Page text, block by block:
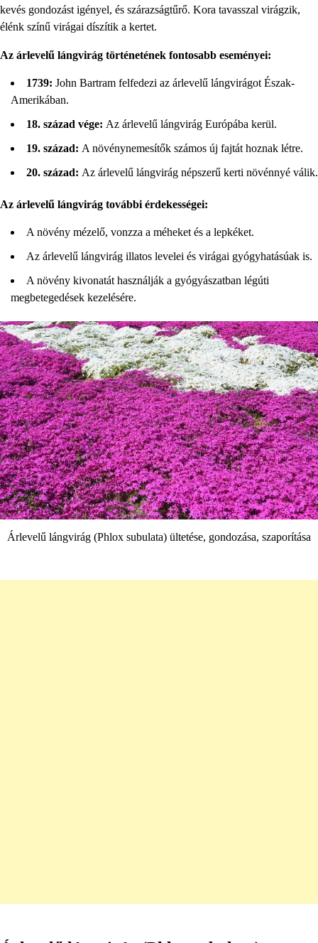
kevés gondozást igényel, és szárazságtűrő. Kora tavasszal virágzik,
élénk színű virágai díszítik a kertet.
Az árlevelű lángvirág történetének fontosabb eseményei:
1739: John Bartram felfedezi az árlevelű lángvirágot Észak-
Amerikában.
18. század vége: Az árlevelű lángvirág Európába kerül.
19. század: A növénynemesítők számos új fajtát hoznak létre.
20. század: Az árlevelű lángvirág népszerű kerti növénnyé válik.
Az árlevelű lángvirág további érdekességei:
A növény mézelő, vonzza a méheket és a lepkéket.
Az árlevelű lángvirág illatos levelei és virágai gyógyhatásúak is.
A növény kivonatát használják a gyógyászatban légúti
megbetegedések kezelésére.
Árlevelű lángvirág (Phlox subulata) ültetése, gondozása, szaporítása